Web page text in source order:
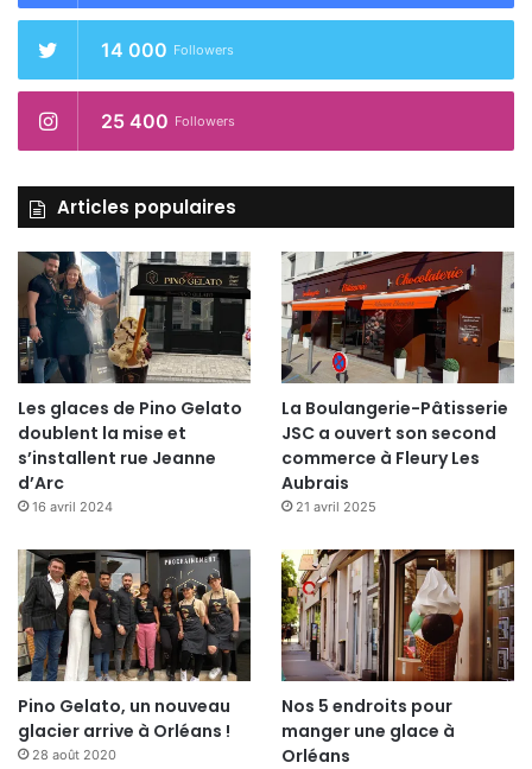
14 000 Followers
25 400 Followers
Articles populaires
Les glaces de Pino Gelato
doublent la mise et
s’installent rue Jeanne
d’Arc
16 avril 2024
La Boulangerie-Pâtisserie
JSC a ouvert son second
commerce à Fleury Les
Aubrais
21 avril 2025
Pino Gelato, un nouveau
glacier arrive à Orléans !
28 août 2020
Nos 5 endroits pour
manger une glace à
Orléans